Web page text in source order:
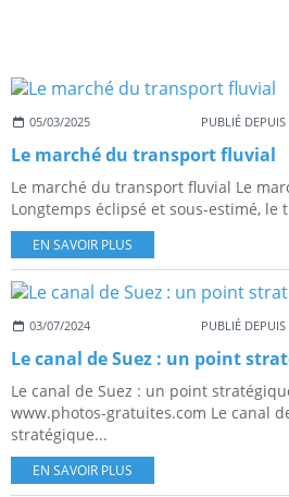
05/03/2025 PUBLIÉ
Le marché du transport fluvial
Le marché du transport fluvial Le
Longtemps éclipsé et sous-estimé, le
EN SAVOIR PLUS
03/07/2024 PUBLIÉ
Le canal de Suez : un point
Le canal de Suez : un point
www.photos-gratuites.com Le canal
stratégique...
EN SAVOIR PLUS